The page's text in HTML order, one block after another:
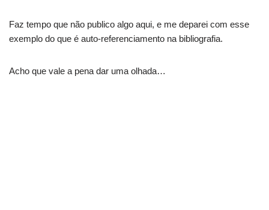
Faz tempo que não publico algo aqui, e me deparei com esse
exemplo do que é auto-referenciamento na bibliografia.
Acho que vale a pena dar uma olhada…